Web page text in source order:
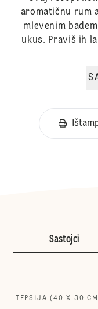
aromatičnu rum
mlevenim
ukus. Praviš ih
Sastojci
TEPSIJA (40 X 30